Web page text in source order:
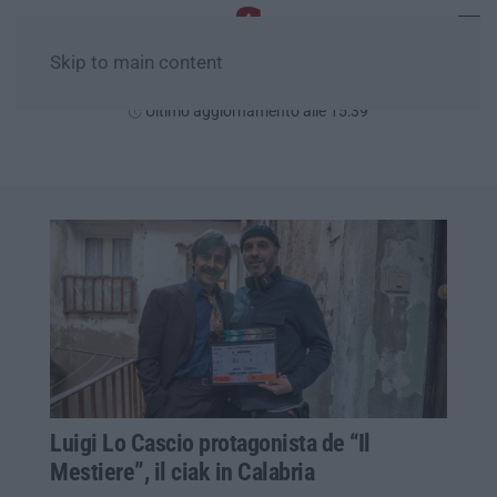
Skip to main content
Ultimo aggiornamento alle 15:39
Luigi Lo Cascio protagonista de “Il
Mestiere”, il ciak in Calabria